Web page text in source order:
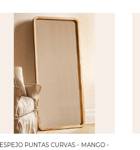
ESPEJO PUNTAS CURVAS - MANGO -